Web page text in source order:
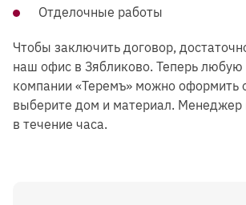
Отделочные работы
Чтобы заключить договор,
наш офис в Зябликово. Теперь любую
компании «Теремъ» можно оформить
выберите дом и материал. Менеджер
в течение часа.